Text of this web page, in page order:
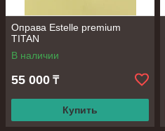
Оправа Estelle premium
TITAN
В наличии
55 000 ₸
Купить